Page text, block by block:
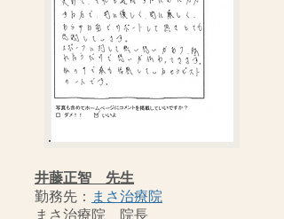
井藤正智 先生
勤務先： まさ治療院
まさ治療院 院長